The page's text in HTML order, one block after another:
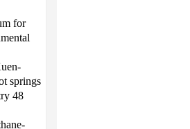
for
springs
48